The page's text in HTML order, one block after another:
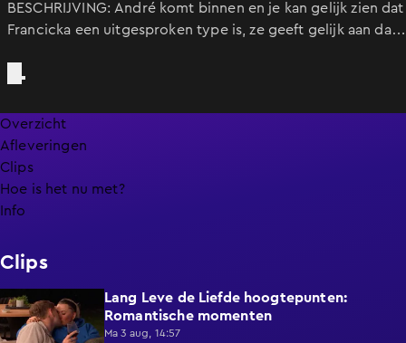
BESCHRIJVING: André komt binnen en je kan gelijk zien dat
Francicka een uitgesproken type is, ze geeft gelijk aan dat
haar prachtige rode typisch Spaanse jurk. Francicka is
verbazing ziet zij dat de tenen van André aan elkaar vast
zitten en ze vraagt of hij houdt van zwemmen. André
luistert aandachtig terwijl Francicka van alles over zijn
tenen weet te vertellen en na afloop gaan ze ook nog is
teen schilderen. Francicka is een hele soepele dame die
alsof hij met een therapeut in een huis zit door al haar
vragen. André gaa
Overzicht
Afleveringen
Clips
Hoe is het nu met?
Info
Clips
6:32
Lang Leve de Liefde hoogtepunten:
Romantische momenten
Ma 3 aug, 14:57